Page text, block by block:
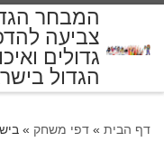
המבחר
צביעה
גדולים
הגדול
דף הבית » דפי משחק »